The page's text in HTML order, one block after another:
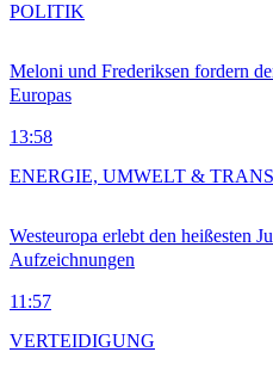
Meloni und Frederiksen fordern
Europas
13:58
POLITIK
Westeuropa erlebt den heißesten
Aufzeichnungen
11:57
ENERGIE, UMWELT &
VERTEIDIGUNG